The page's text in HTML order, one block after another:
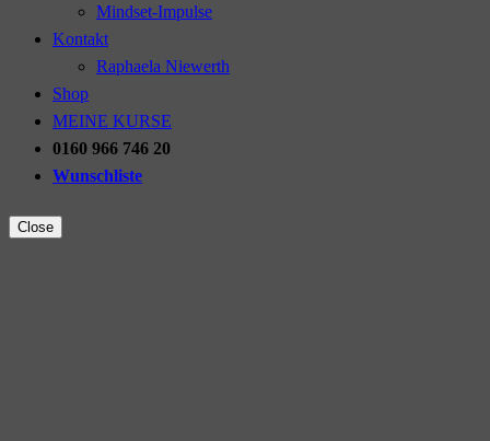
Mindset-Impulse
Kontakt
Raphaela Niewerth
Shop
MEINE KURSE
0160 966 746 20
Wunschliste
Close